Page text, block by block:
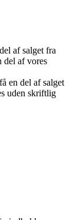
af salget fra
del af vores
en del af salget
uden skriftlig